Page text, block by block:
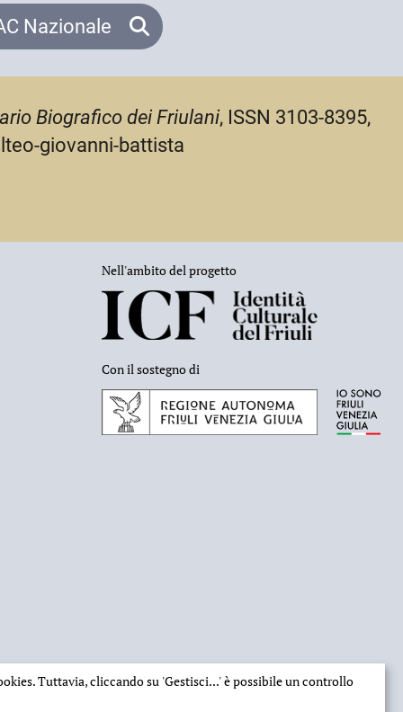
Nazionale
Biografico dei Friulani, ISSN 3103-8395,
giovanni-battista
Nell'ambito del progetto
Con il sostegno di
Tuttavia, cliccando su 'Gestisci...'è possibile un controllo